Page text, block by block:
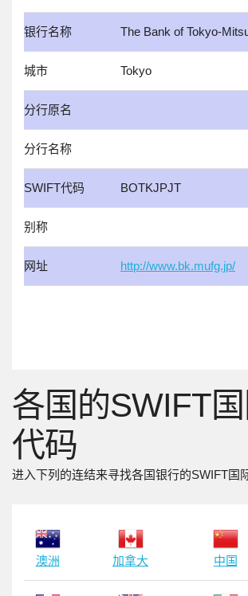
银行名称 The Bank of Tokyo-
城市 Tokyo
分行原名
分行名称
SWIFT代码 BOTKJPJT
别称
网址 http://www.bk.mufg.jp/
各国的SWIFT
代码
进入下列的连结来寻找各国银行的SWIFT国
澳洲 加拿大 中国